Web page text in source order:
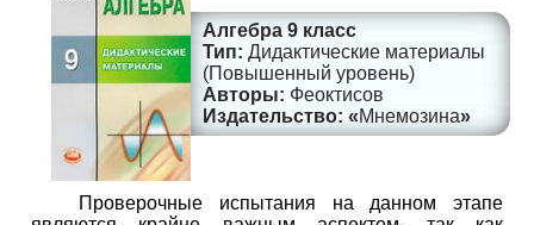
Алгебра 9 класс
Дидактические материалы
(Повышенный уровень)
Феоктисов
Мнемозина
Проверочные испытания на данном этапе